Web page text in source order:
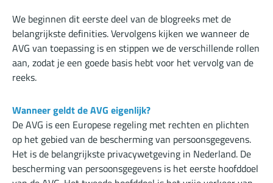
We beginnen dit eerste deel van de blogreeks met de
belangrijkste definities. Vervolgens kijken we wanneer de
AVG van toepassing is en stippen we de verschillende rollen
aan, zodat je een goede basis hebt voor het vervolg van de
reeks.
Wanneer geldt de AVG eigenlijk?
De AVG is een Europese regeling met rechten en plichten
op het gebied van de bescherming van persoonsgegevens.
Het is de belangrijkste privacywetgeving in Nederland. De
bescherming van persoonsgegevens is het eerste hoofddoel